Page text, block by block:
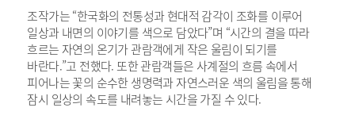
조작가는 “한국화의 전통성과 현대적 감각이 조화를 이루어
일상과 내면의 이야기를 색으로 담았다”며 “시간의 결을 따라
흐르는 자연의 온기가 관람객에게 작은 울림이 되기를
바란다.”고 전했다. 또한 관람객들은 사계절의 흐름 속에서
피어나는 꽃의 순수한 생명력과 자연스러운 색의 울림을 통해
잠시 일상의 속도를 내려놓는 시간을 가질 수 있다.